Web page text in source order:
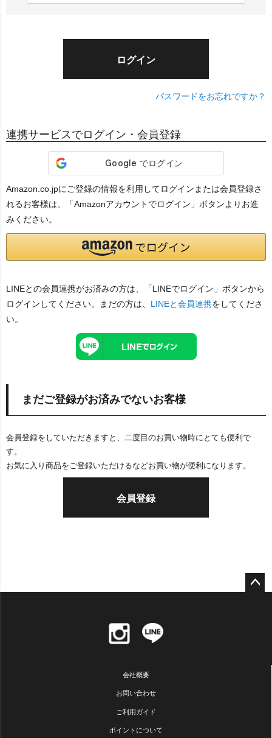
必
ログイン
パスワードをお忘れですか？
連携サービスでログイン・会員登録
Amazon.co.jpにご登録の情報を利用してログインまたは会員登録さ
れるお客様は、「Amazonアカウントでログイン」ボタンよりお進
みください。
LINEとの会員連携がお済みの方は、「LINEでログイン」ボタンから
ログインしてください。まだの方は、 LINEと会員連携をしてくださ
い。
まだご登録がお済みでないお客様
会員登録をしていただきますと、二度目のお買い物時にとても便利で
す。
お気に入り商品をご登録いただけるなどお買い物が便利になります。
会員登録
会社概要
お問い合わせ
ご利用ガイド
ポイントについて